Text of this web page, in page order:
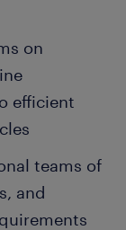
on
efficient
teams of
and